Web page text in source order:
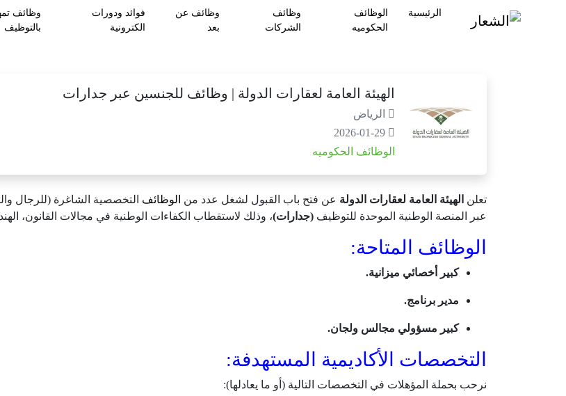
الرئيسية
الوظائف
الحكوميه
وظائف
الشركات
وظائف عن
بعد
فوائد ودورات
الكترونية
وظائف
بالتوظيف
الهيئة العامة لعقارات الدولة | وظائف للجنسين عبر جدارات
الرياض
2026-01-29
الوظائف الحكوميه
تعلن الهيئة العامة لعقارات الدولة عن فتح باب القبول لشغل عدد من الوظائف التخصصية الشاغرة (للرجال
عبر المنصة الوطنية الموحدة للتوظيف (جدارات)، وذلك لاستقطاب الكفاءات الوطنية في مجالات القانون،
الوظائف المتاحة:
كبير أخصائي ميزانية.
مدير برنامج.
كبير مسؤولي مجالس ولجان.
التخصصات الأكاديمية المستهدفة:
نرحب بحملة المؤهلات في التخصصات التالية (أو ما يعادلها):